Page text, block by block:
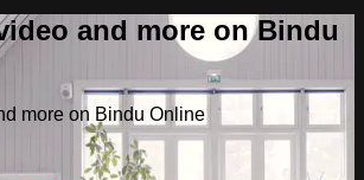
and more on Bindu
more on Bindu Online